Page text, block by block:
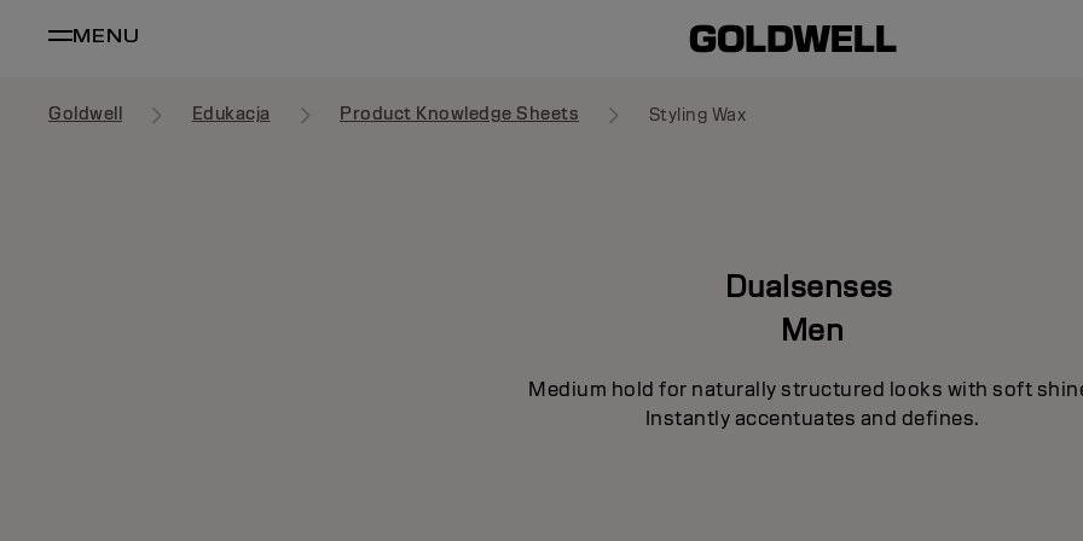
MENU
Goldwell Edukacja Product Knowledge Sheets Styling Wax
Dualsenses
Men
Medium hold for naturally structured looks with soft
Instantly accentuates and defines.